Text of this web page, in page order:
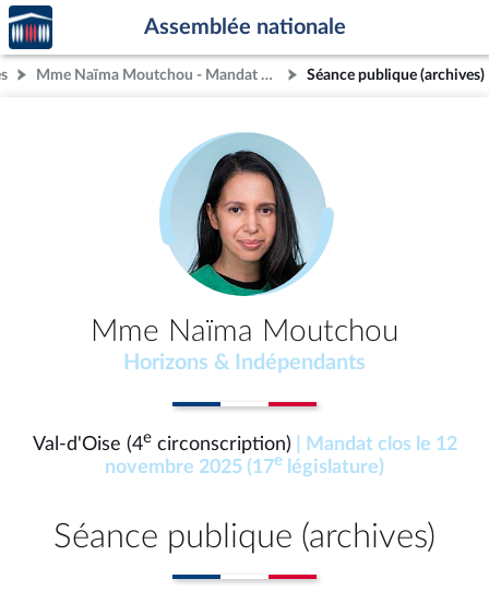
Aller au contenu
Aller en bas de la page
Accèder
à la
page
d'accueil
Assemblée nationale
Mme Naïma Moutchou - Mandat clos - Val-d'Oise (4e circonscription) Séance publique (archives)
Mme Naïma Moutchou
Horizons & Indépendants
Val-d'Oise (4ecirconscription)
| Mandat clos le 12
novembre 2025 (17e législature)
Séance publique (archives)